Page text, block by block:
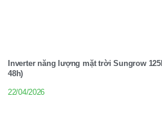
Inverter năng lượng mặt trời Sungrow
48h)
22/04/2026